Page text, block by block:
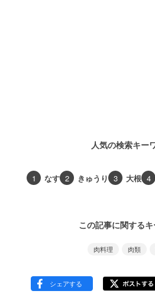
人気の検索キー
1 なす 2 きゅうり 3 大根 4
この記事に関する
肉料理 肉類